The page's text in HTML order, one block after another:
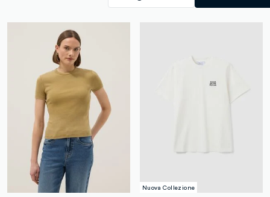
Nuova Collezione